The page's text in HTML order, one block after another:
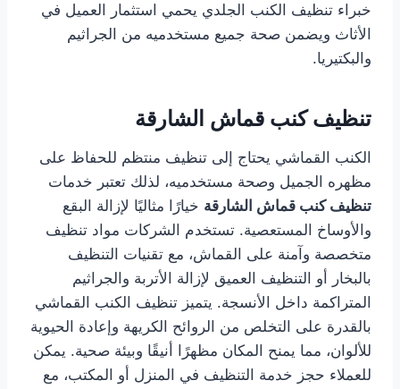
خبراء تنظيف الكنب الجلدي يحمي استثمار العميل في
الأثاث ويضمن صحة جميع مستخدميه من الجراثيم
والبكتيريا.
تنظيف كنب قماش الشارقة
الكنب القماشي يحتاج إلى تنظيف منتظم للحفاظ على
مظهره الجميل وصحة مستخدميه، لذلك تعتبر خدمات
تنظيف كنب قماش الشارقة خيارًا مثاليًا لإزالة البقع
والأوساخ المستعصية. تستخدم الشركات مواد تنظيف
متخصصة وآمنة على القماش، مع تقنيات التنظيف
بالبخار أو التنظيف العميق لإزالة الأتربة والجراثيم
المتراكمة داخل الأنسجة. يتميز تنظيف الكنب القماشي
بالقدرة على التخلص من الروائح الكريهة وإعادة الحيوية
للألوان، مما يمنح المكان مظهرًا أنيقًا وبيئة صحية. يمكن
للعملاء حجز خدمة التنظيف في المنزل أو المكتب، مع